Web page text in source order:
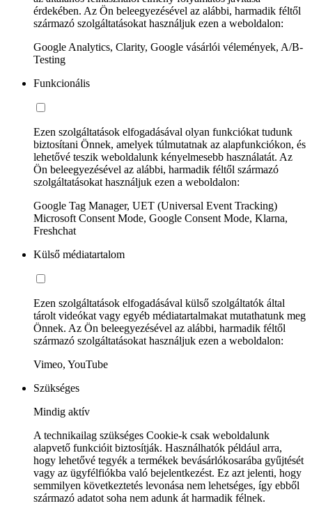
érdekében. Az Ön beleegyezésével az alábbi, harmadik féltől
származó szolgáltatásokat használjuk ezen a weboldalon:
Google Analytics, Clarity, Google vásárlói vélemények, A/B-
Testing
Funkcionális
Ezen szolgáltatások elfogadásával olyan funkciókat tudunk
biztosítani Önnek, amelyek túlmutatnak az alapfunkciókon, és
lehetővé teszik weboldalunk kényelmesebb használatát. Az
Ön beleegyezésével az alábbi, harmadik féltől származó
szolgáltatásokat használjuk ezen a weboldalon:
Google Tag Manager, UET (Universal Event Tracking)
Microsoft Consent Mode, Google Consent Mode, Klarna,
Freshchat
Külső médiatartalom
Ezen szolgáltatások elfogadásával külső szolgáltatók által
tárolt videókat vagy egyéb médiatartalmakat mutathatunk meg
Önnek. Az Ön beleegyezésével az alábbi, harmadik féltől
származó szolgáltatásokat használjuk ezen a weboldalon:
Vimeo, YouTube
Szükséges
Mindig aktív
A technikailag szükséges Cookie-k csak weboldalunk
alapvető funkcióit biztosítják. Használhatók például arra,
hogy lehetővé tegyék a termékek bevásárlókosarába gyűjtését
vagy az ügyfélfiókba való bejelentkezést. Ez azt jelenti, hogy
semmilyen következtetés levonása nem lehetséges, így ebből
származó adatot soha nem adunk át harmadik félnek.